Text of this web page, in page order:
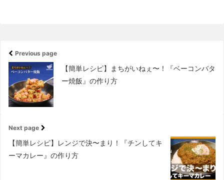
Previous page
【簡単レシピ】まちがいねぇ〜！『ベーコンバタ
ー焼飯』の作り方
Next page
【簡単レシピ】レンジで決〜まり！『チンしてキ
ーマカレー』の作り方